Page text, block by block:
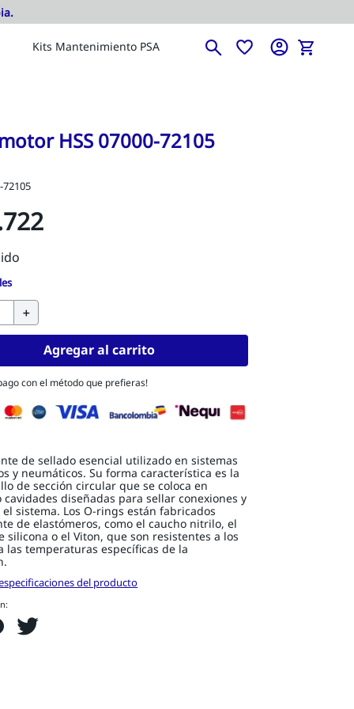
Kits Mantenimiento PSA
HSS 07000-72105
72105
722
＋
Agregar al carrito
con el método que prefieras!
de sellado esencial utilizado en sistemas
y neumáticos. Su forma característica es la
de sección circular que se coloca en
cavidades diseñadas para sellar conexiones y
sistema. Los O-rings están fabricados
de elastómeros, como el caucho nitrilo, el
silicona o el Viton, que son resistentes a los
las temperaturas específicas de la
del producto